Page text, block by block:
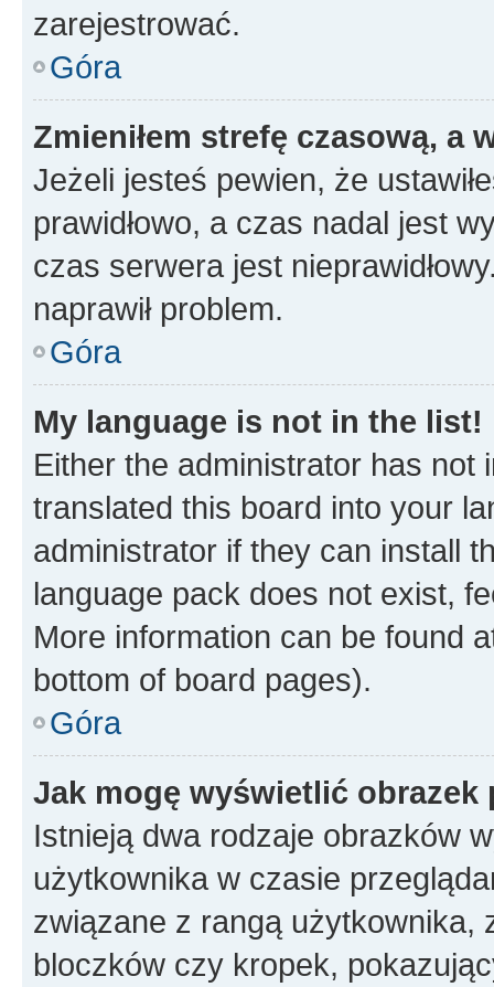
zarejestrować.
Góra
Zmieniłem strefę czasową, a
Jeżeli jesteś pewien, że
prawidłowo, a czas nadal jest
czas serwera jest
naprawił problem.
Góra
My language is not in the list!
Either the administrator has not
translated this board into your
administrator if they can install
language pack does not exist,
More information can be found
bottom of board pages).
Góra
Jak mogę wyświetlić
Istnieją dwa rodzaje obrazków
użytkownika w czasie
związane z rangą użytkownika,
bloczków czy kropek,